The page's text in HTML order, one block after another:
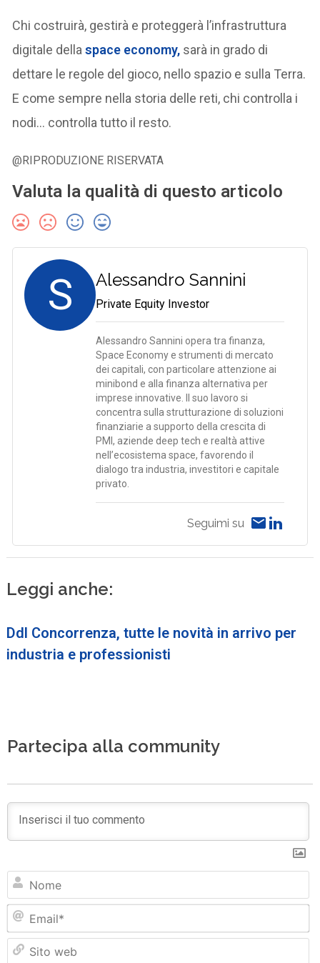
Chi costruirà, gestirà e proteggerà l’infrastruttura
digitale dellaspace economy, sarà in grado di
dettare le regole del gioco, nello spazio e sulla Terra.
E come sempre nella storia delle reti, chi controlla i
nodi… controlla tutto il resto.
@RIPRODUZIONE RISERVATA
Valuta la qualità di questo articolo
S Alessandro Sannini
Private Equity Investor
Alessandro Sannini opera tra finanza,
Space Economy e strumenti di mercato
dei capitali, con particolare attenzione ai
minibond e alla finanza alternativa per
imprese innovative. Il suo lavoro si
concentra sulla strutturazione di soluzioni
finanziarie a supporto della crescita di
PMI, aziende deep tech e realtà attive
nell’ecosistema space, favorendo il
dialogo tra industria, investitori e capitale
privato.
Seguimi su
Leggi anche:
Ddl Concorrenza, tutte le novità in arrivo per
industria e professionisti
Partecipa alla community